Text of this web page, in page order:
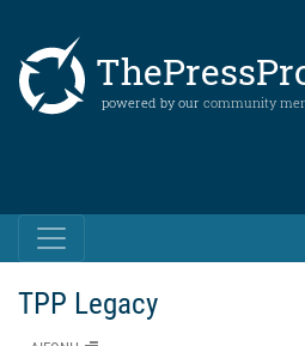
powered by our community
TPP Legacy